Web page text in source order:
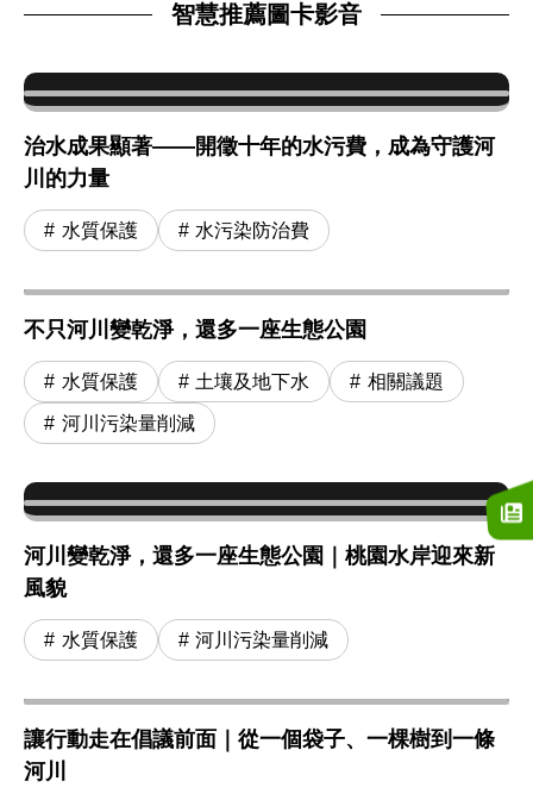
智慧推薦圖卡影音
治水成果顯著——開徵十年的水污費，成為守護河
川的力量
水質保護 水污染防治費
不只河川變乾淨，還多一座生態公園
水質保護 土壤及地下水 相關議題
河川污染量削減
河川變乾淨，還多一座生態公園｜桃園水岸迎來新
風貌
水質保護 河川污染量削減
讓行動走在倡議前面｜從一個袋子、一棵樹到一條
河川